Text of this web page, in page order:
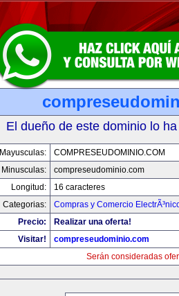
El dueño de este dominio lo
Mayusculas:
COMPRESEUDOMINIO.COM
Minusculas:
compreseudominio.com
Longitud:
16 caracteres
Categorias:
Compras y Comercio
Precio:
Realizar una oferta!
Visitar!
compreseudominio.com
Serán consideradas